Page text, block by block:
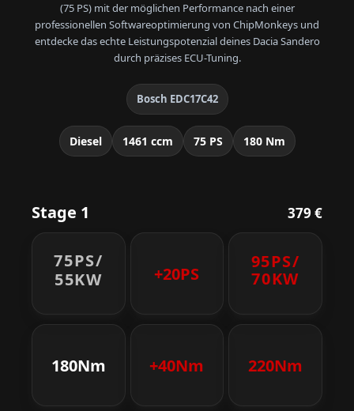
(75 PS) mit der möglichen Performance nach einer
professionellen Softwareoptimierung von ChipMonkeys und
entdecke das echte Leistungspotenzial deines Dacia Sandero
durch präzises ECU-Tuning.
Bosch EDC17C42
Diesel 1461 ccm 75 PS 180 Nm
Stage 1 379 €
75PS/
55KW
+20PS
95PS/
70KW
180Nm +40Nm 220Nm